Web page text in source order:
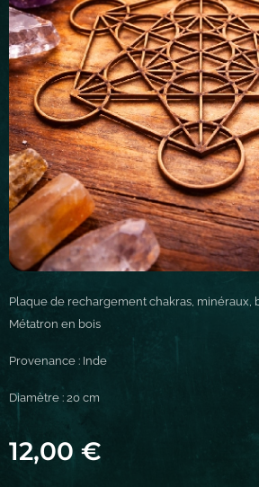
Plaque de rechargement chakras, minéraux,
Métatron en bois
Provenance : Inde
Diamètre : 20 cm
12,00 €